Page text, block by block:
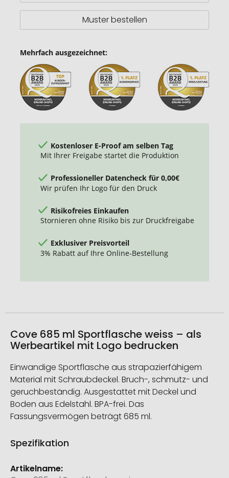
Muster bestellen
Mehrfach ausgezeichnet:
Kostenloser E-Proof am selben Tag
Mit Ihrer Freigabe startet die Produktion
Professioneller Datencheck für 0,00€
Wir prüfen Ihr Logo für den Druck
Risikofreies Einkaufen
Stornieren ohne Risiko bis zur Druckfreigabe
Exklusiver Preisvorteil
3% Rabatt auf Ihre Online-Bestellung
Cove 685 ml Sportflasche weiss – als
Werbeartikel mit Logo bedrucken
Einwandige Sportflasche aus strapazierfähigem
Material mit Schraubdeckel. Bruch-, schmutz- und
geruchbeständig. Ausgestattet mit Deckel und
Boden aus Edelstahl. BPA-frei. Das
Fassungsvermögen beträgt 685 ml.
Spezifikation
Weitere
Informationen